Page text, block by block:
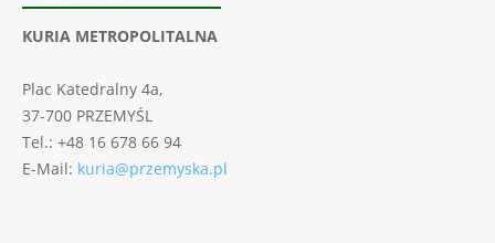
KURIA METROPOLITALNA
Plac Katedralny 4a,
37-700 PRZEMYŚL
Tel.: +48 16 678 66 94
E-Mail: kuria@przemyska.pl